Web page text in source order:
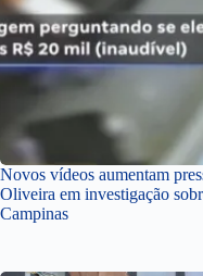
Novos vídeos aumentam
Oliveira em investigação
Campinas